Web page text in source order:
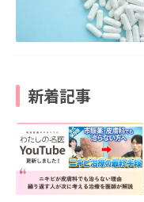
新着記事